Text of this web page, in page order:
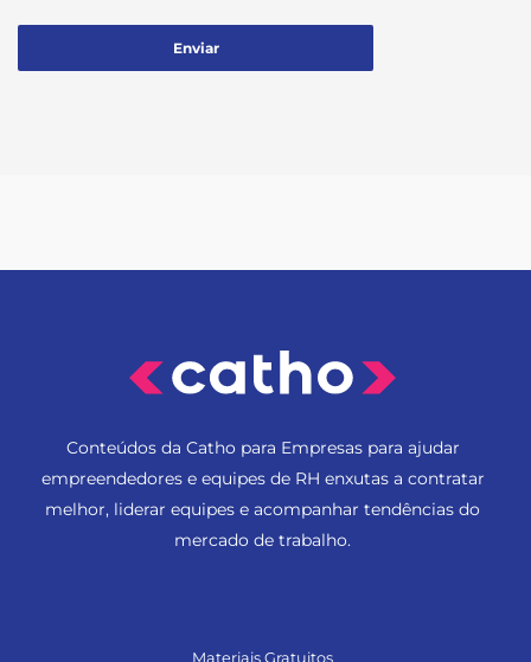
Conteúdos da Catho para Empresas para ajudar
empreendedores e equipes de RH enxutas a contratar
melhor, liderar equipes e acompanhar tendências do
mercado de trabalho.
Materiais Gratuitos